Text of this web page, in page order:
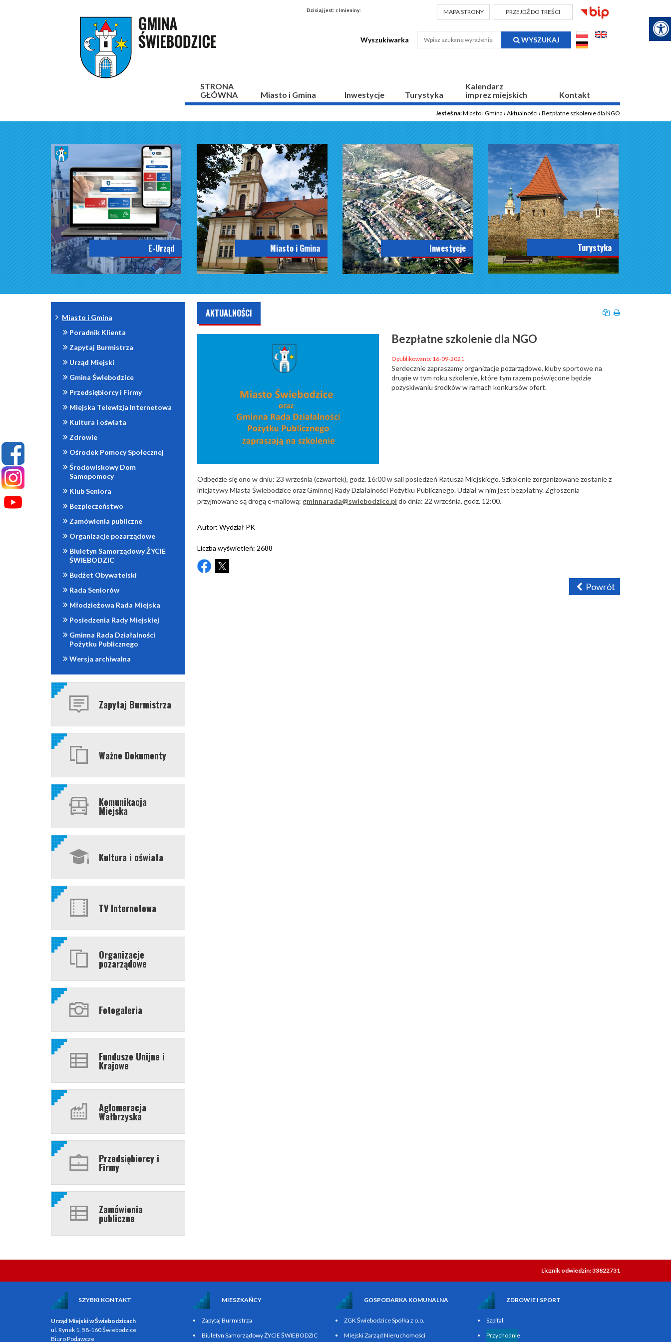
Dzisiaj jest: r. Imieniny: MAPA STRONY PRZEJDŹ DO TREŚCI
Wyszukiwarka WYSZUKAJ
STRONA
GŁÓWNA
Miasto i Gmina Inwestycje Turystyka
Kalendarz
imprez miejskich
Kontakt
Jesteś na:Miasto i Gmina › Aktualności› Bezpłatne szkolenie dla NGO
E-Urząd Miasto i Gmina Inwestycje Turystyka
Miasto i Gmina
Poradnik Klienta
Zapytaj Burmistrza
Urząd Miejski
Gmina Świebodzice
Przedsiębiorcy i Firmy
Miejska Telewizja Internetowa
Kultura i oświata
Zdrowie
Ośrodek Pomocy Społecznej
Środowiskowy Dom
Samopomocy
Klub Seniora
Bezpieczeństwo
Zamówienia publiczne
Organizacje pozarządowe
Biuletyn Samorządowy ŻYCIE
ŚWIEBODZIC
Budżet Obywatelski
Rada Seniorów
Młodzieżowa Rada Miejska
Posiedzenia Rady Miejskiej
Gminna Rada Działalności
Pożytku Publicznego
Wersja archiwalna
Zapytaj Burmistrza
Ważne Dokumenty
Komunikacja
Miejska
Kultura i oświata
TV Internetowa
Organizacje
pozarządowe
Fotogaleria
Fundusze Unijne i
Krajowe
Aglomeracja
Wałbrzyska
Przedsiębiorcy i
Firmy
Zamówienia
publiczne
AKTUALNOŚCI
Bezpłatne szkolenie dla NGO
Opublikowano: 16-09-2021
Serdecznie zapraszamy organizacje pozarządowe, kluby sportowe na
drugie w tym roku szkolenie, które tym razem poświęcone będzie
pozyskiwaniu środków w ramach konkursów ofert.
Odbędzie się ono w dniu: 23 września (czwartek), godz. 16:00 w sali posiedzeń Ratusza Miejskiego. Szkolenie zorganizowane zostanie z
inicjatywy Miasta Świebodzice oraz Gminnej Rady Działalności Pożytku Publicznego. Udział w nim jest bezpłatny. Zgłoszenia
przyjmowane są drogą e-mailową: gminnarada@swiebodzice.pl do dnia: 22 września, godz. 12:00.
Autor: Wydział PK
Liczba wyświetleń: 2688
Powrót
Licznik odwiedzin: 33822731
SZYBKI KONTAKT
Urząd Miejski w Świebodzicach
ul. Rynek 1, 58-160 Świebodzice
Biuro Podawcze
MIESZKAŃCY
Zapytaj Burmistrza
Biuletyn Samorządowy ŻYCIE ŚWIEBODZIC
GOSPODARKA KOMUNALNA
ZGK Świebodzice Spółka z o.o.
Miejski Zarząd Nieruchomości
ZDROWIE I SPORT
Szpital
Przychodnie